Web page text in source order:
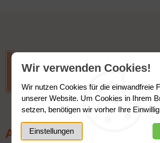
Wir verwenden Cookies!
Wir nutzen Cookies für die einwandfreie
unserer Website. Um Cookies in Ihrem
setzen, benötigen wir vorher Ihre
Einstellungen
Adresse